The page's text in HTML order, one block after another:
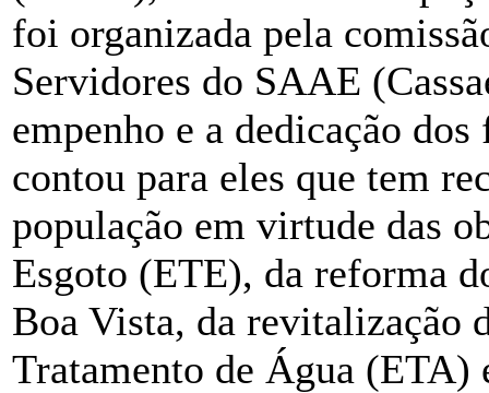
foi organizada pela
Servidores do SAAE
empenho e a dedicação
contou para eles que tem
população em virtude das
Esgoto (ETE), da reforma
Boa Vista, da revitalização
Tratamento de Água (ETA)